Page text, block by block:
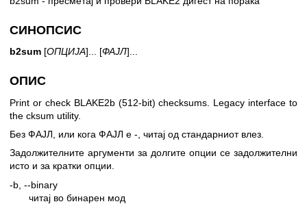
СИНОПСИС
b2sum [ОПЦИЈА]... [ФАЈЛ]...
ОПИС
Print or check BLAKE2b (512-bit) checksums. Legacy interface to
the cksum utility.
Без ФАЈЛ, или кога ФАЈЛ е -, читај од стандарниот влез.
Задолжителните аргументи за долгите опции се задолжителни
исто и за кратки опции.
-b, --binary
читај во бинарен мод